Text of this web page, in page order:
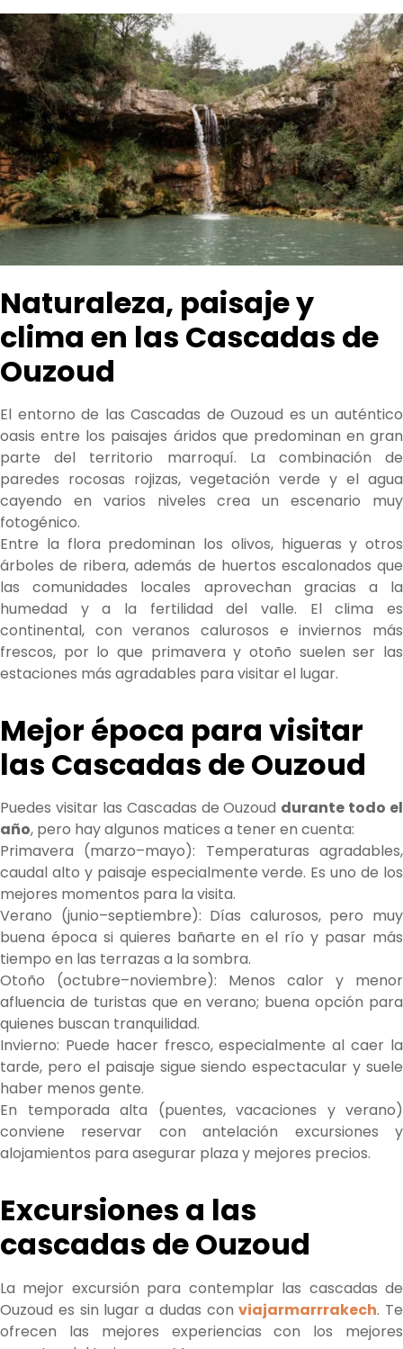
Naturaleza, paisaje y
clima en las Cascadas de
Ouzoud
El entorno de las Cascadas de Ouzoud es un auténtico
oasis entre los paisajes áridos que predominan en gran
parte del territorio marroquí. La combinación de
paredes rocosas rojizas, vegetación verde y el agua
cayendo en varios niveles crea un escenario muy
fotogénico.
Entre la flora predominan los olivos, higueras y otros
árboles de ribera, además de huertos escalonados que
las comunidades locales aprovechan gracias a la
humedad y a la fertilidad del valle. El clima es
continental, con veranos calurosos e inviernos más
frescos, por lo que primavera y otoño suelen ser las
estaciones más agradables para visitar el lugar.
Mejor época para visitar
las Cascadas de Ouzoud
Puedes visitar las Cascadas de Ouzoud durante todo el
año, pero hay algunos matices a tener en cuenta:
Primavera (marzo–mayo): Temperaturas agradables,
caudal alto y paisaje especialmente verde. Es uno de los
mejores momentos para la visita.
Verano (junio–septiembre): Días calurosos, pero muy
buena época si quieres bañarte en el río y pasar más
tiempo en las terrazas a la sombra.
Otoño (octubre–noviembre): Menos calor y menor
afluencia de turistas que en verano; buena opción para
quienes buscan tranquilidad.
Invierno: Puede hacer fresco, especialmente al caer la
tarde, pero el paisaje sigue siendo espectacular y suele
haber menos gente.
En temporada alta (puentes, vacaciones y verano)
conviene reservar con antelación excursiones y
alojamientos para asegurar plaza y mejores precios.
Excursiones a las
cascadas de Ouzoud
La mejor excursión para contemplar las cascadas de
Ouzoud es sin lugar a dudas conviajarmarrrakech. Te
ofrecen las mejores experiencias con los mejores